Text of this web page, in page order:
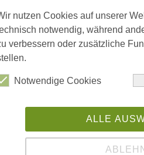
Darstellung zu
nutzen Cookies auf unserer
notwendig, während
verbessern oder zusätzliche
Notwendige Cookies
ALLE